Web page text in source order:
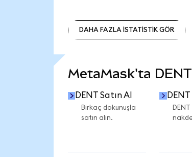
DAHA FAZLA İSTATİSTİK GÖR
MetaMask'ta DENT
DENT Satın Al
Birkaç dokunuşla
satın alın.